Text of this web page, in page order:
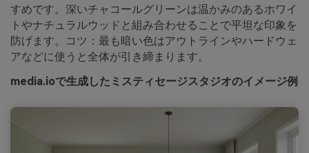
すめです。深いチャコールグリーンは温かみのあるホワイ
トやナチュラルウッドと組み合わせることで平坦な印象を
防げます。コツ：最も暗い色はアウトラインやハードウェ
アなどに使うと全体が引き締まります。
media.ioで生成したミスティセージスタジオのイメージ例